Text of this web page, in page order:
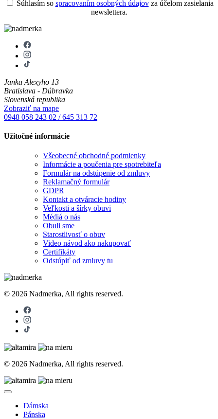
Súhlasím so spracovaním osobných údajovza účelom zasielania
newslettera.
Janka Alexyho 13
Bratislava - Dúbravka
Slovenská republika
Zobraziť na mape
0948 058 243 02 / 645 313 72
Užitočné informácie
Všeobecné obchodné podmienky
Informácie a poučenia pre spotrebiteľa
Formulár na odstúpenie od zmluvy
Reklamačný formulár
GDPR
Kontakt a otváracie hodiny
Veľkosti a šírky obuvi
Médiá o nás
Obuli sme
Starostlivosť o obuv
Video návod ako nakupovať
Certifikáty
Odstúpiť od zmluvy tu
© 2026 Nadmerka, All rights reserved.
© 2026 Nadmerka, All rights reserved.
Dámska
Pánska